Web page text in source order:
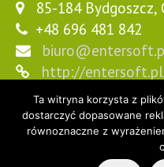
85-184 Bydgoszcz,
+48 696 481 842
http://entersoft.pl
Ta witryna korzysta z
dostarczyć dopasowane
równoznaczne z